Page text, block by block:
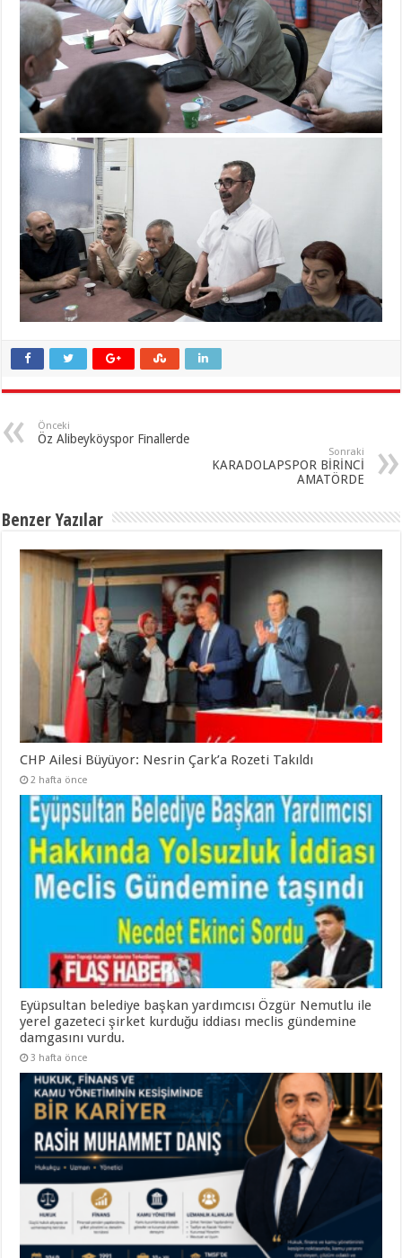
Önceki
Öz Alibeyköyspor Finallerde
Sonraki
KARADOLAPSPOR BİRİNCİ
AMATÖRDE
Benzer Yazılar
CHP Ailesi Büyüyor: Nesrin Çark’a Rozeti Takıldı
2 hafta önce
Eyüpsultan belediye başkan yardımcısı Özgür Nemutlu ile
yerel gazeteci şirket kurduğu iddiası meclis gündemine
damgasını vurdu.
3 hafta önce